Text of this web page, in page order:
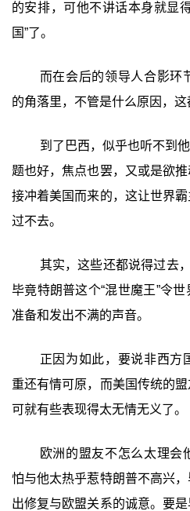
的安排，可他不讲话本身就显
国”了。
而在会后的领导人合影环
的角落里，不管是什么原因，这
到了巴西，似乎也听不到
题也好，焦点也罢，又或是欲
接冲着美国而来的，这让世界
过不去。
其实，这些还都说得过去
毕竟特朗普这个“混世魔王”令
准备和发出不满的声音。
正因为如此，要说非西方
重还有情可原，而美国传统的
可就有些表现得太无情无义了。
欧洲的盟友不怎么太理会
怕与他太热乎惹特朗普不高兴
出修复与欧盟关系的诚意。要